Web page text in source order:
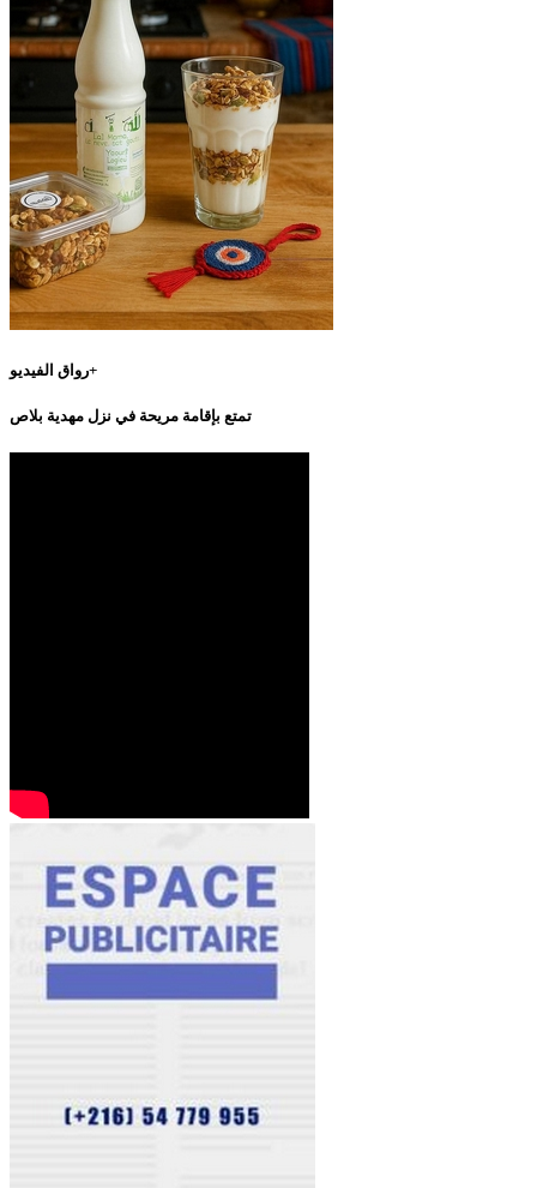
رواق الفيديو+
تمتع بإقامة مريحة في نزل مهدية بلاص